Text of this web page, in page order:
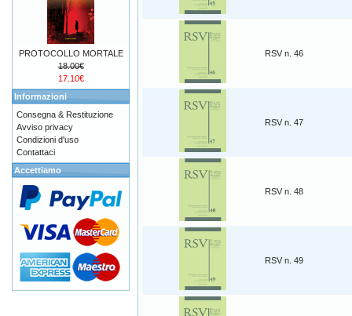
RSV n. 46
RSV n. 47
RSV n. 48
RSV n. 49
PROTOCOLLO MORTALE
18.00€
17.10€
Informazioni
Consegna & Restituzione
Avviso privacy
Condizioni d'uso
Contattaci
Accettiamo